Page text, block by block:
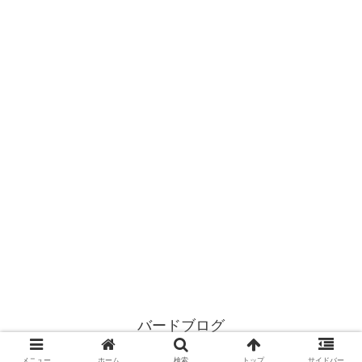
バードブログ
© 2020 バードブログ.
メニュー ホーム 検索 トップ サイドバー